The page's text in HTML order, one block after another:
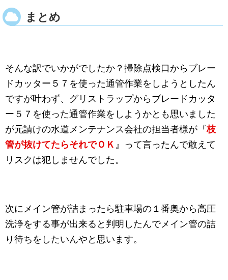
まとめ
そんな訳でいかがでしたか？掃除点検口からブレー
ドカッター５７を使った通管作業をしようとしたん
ですが叶わず、グリストラップからブレードカッタ
ー５７を使った通管作業をしようかとも思いました
が元請けの水道メンテナンス会社の担当者様が『枝
管が抜けてたらそれでＯＫ 』って言ったんで敢えて
リスクは犯しませんでした。
次にメイン管が詰まったら駐車場の１番奥から高圧
洗浄をする事が出来ると判明したんでメイン管の詰
り待ちをしたいんやと思います。